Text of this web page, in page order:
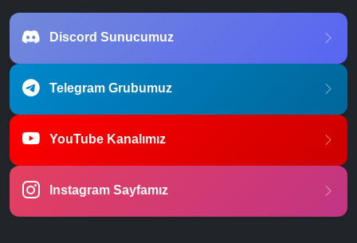
Discord Sunucumuz
Telegram Grubumuz
YouTube Kanalımız
Instagram Sayfamız